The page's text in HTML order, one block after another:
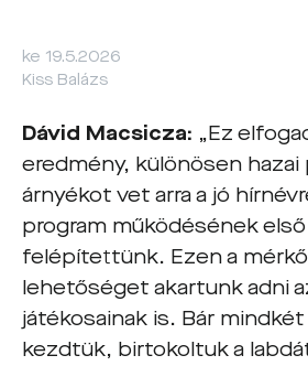
ke 19.5.2026
Kiss Balázs
Dávid Macsicza: „Ez
eredmény, különösen hazai
árnyékot vet arra a jó
program működésének
felépítettünk. Ezen a
lehetőséget akartunk adni
játékosainak is. Bár
kezdtük, birtokoltuk a